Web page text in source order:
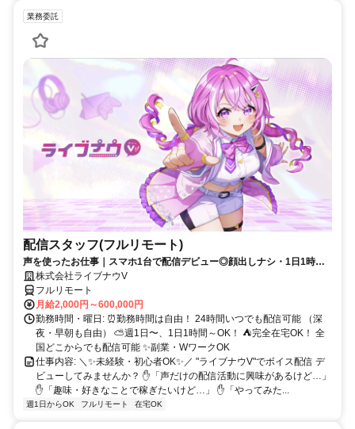
業務委託
配信スタッフ(フルリモート)
声を使ったお仕事｜スマホ1台で配信デビュー◎顔出しナシ・1日1時間
～OK♪
株式会社ライブナウV
フルリモート
月給2,000円～600,000円
勤務時間・曜日: ⏰勤務時間は自由！ 24時間いつでも配信可能 （深
夜・早朝も自由） ⛅週1日〜、1日1時間～OK！ ⛺完全在宅OK！ 全
国どこからでも配信可能 ✨副業・WワークOK
仕事内容: ＼✨未経験・初心者OK✨／ "ライブナウV"でボイス配信 デ
ビューしてみませんか？ ✋「声だけの配信活動に興味があるけど…」
✋「趣味・好きなことで稼ぎたいけど…」 ✋「やってみた...
週1日からOK フルリモート 在宅OK